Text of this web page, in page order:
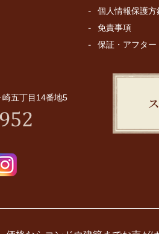
個人情報保護方
免責事項
保証・アフター
五丁目14番地5